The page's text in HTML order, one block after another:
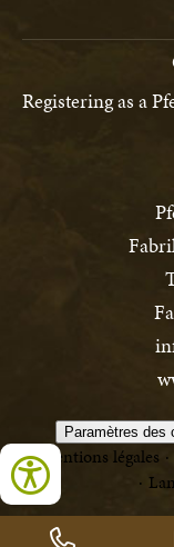
Registering as a
Paramètres des
Mentions légales